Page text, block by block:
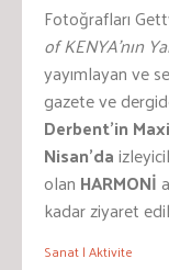
Fotoğrafları
of KENYA’nın
yayımlayan ve
gazete ve
Derbent’in
Nisan’da
olan HARMONİ
kadar ziyaret
Sanat | Aktivite